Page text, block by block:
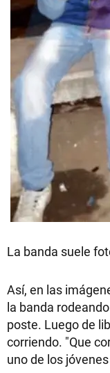
La banda suele
Así, en las
la banda
poste. Luego de
corriendo. "Que
uno de los